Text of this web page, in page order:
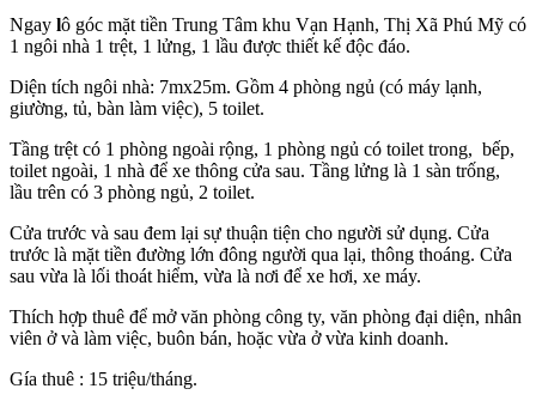
Ngay lô góc mặt tiền Trung Tâm khu Vạn Hạnh, Thị Xã Phú Mỹ có
1 ngôi nhà 1 trệt, 1 lửng, 1 lầu được thiết kế độc đáo.
Diện tích ngôi nhà: 7mx25m. Gồm 4 phòng ngủ (có máy lạnh,
giường, tủ, bàn làm việc), 5 toilet.
Tầng trệt có 1 phòng ngoài rộng, 1 phòng ngủ có toilet trong, bếp,
toilet ngoài, 1 nhà để xe thông cửa sau. Tầng lửng là 1 sàn trống,
lầu trên có 3 phòng ngủ, 2 toilet.
Cửa trước và sau đem lại sự thuận tiện cho người sử dụng. Cửa
trước là mặt tiền đường lớn đông người qua lại, thông thoáng. Cửa
sau vừa là lối thoát hiểm, vừa là nơi để xe hơi, xe máy.
Thích hợp thuê để mở văn phòng công ty, văn phòng đại diện, nhân
viên ở và làm việc, buôn bán, hoặc vừa ở vừa kinh doanh.
Gía thuê : 15 triệu/tháng.